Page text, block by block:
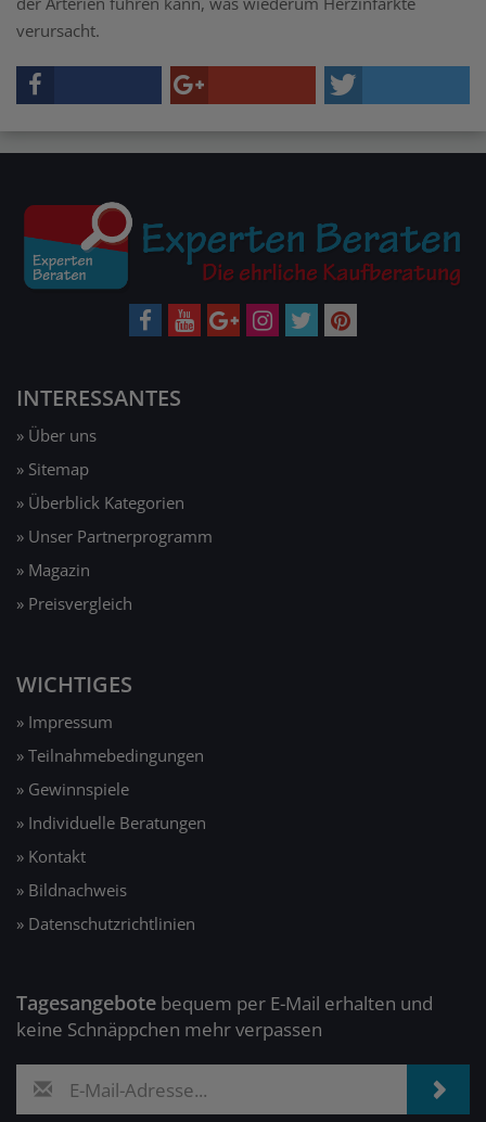
verursacht.
INTERESSANTES
» Über uns
» Sitemap
» Überblick Kategorien
» Unser Partnerprogramm
» Magazin
» Preisvergleich
WICHTIGES
» Impressum
» Teilnahmebedingungen
» Gewinnspiele
» Individuelle Beratungen
» Kontakt
» Bildnachweis
» Datenschutzrichtlinien
Tagesangebote bequem per E-Mail erhalten und
keine Schnäppchen mehr verpassen